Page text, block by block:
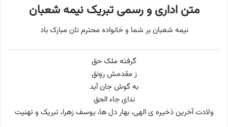
متن اداری و رسمی تبریک نیمه شعبان
نیمه شعبان بر شما و خانواده محترم تان مبارک باد
گرفته ملک حق
ز مقدمش رونق
به گوش جان آید
ندای جاء الحق
ولادت آخرین ذخیره ی الهی، بهار دل ها، یوسف زهرا، تبریک و تهنیت